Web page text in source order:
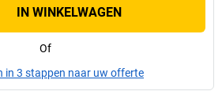
IN WINKELWAGEN
Of
in 3 stappen naar uw offerte